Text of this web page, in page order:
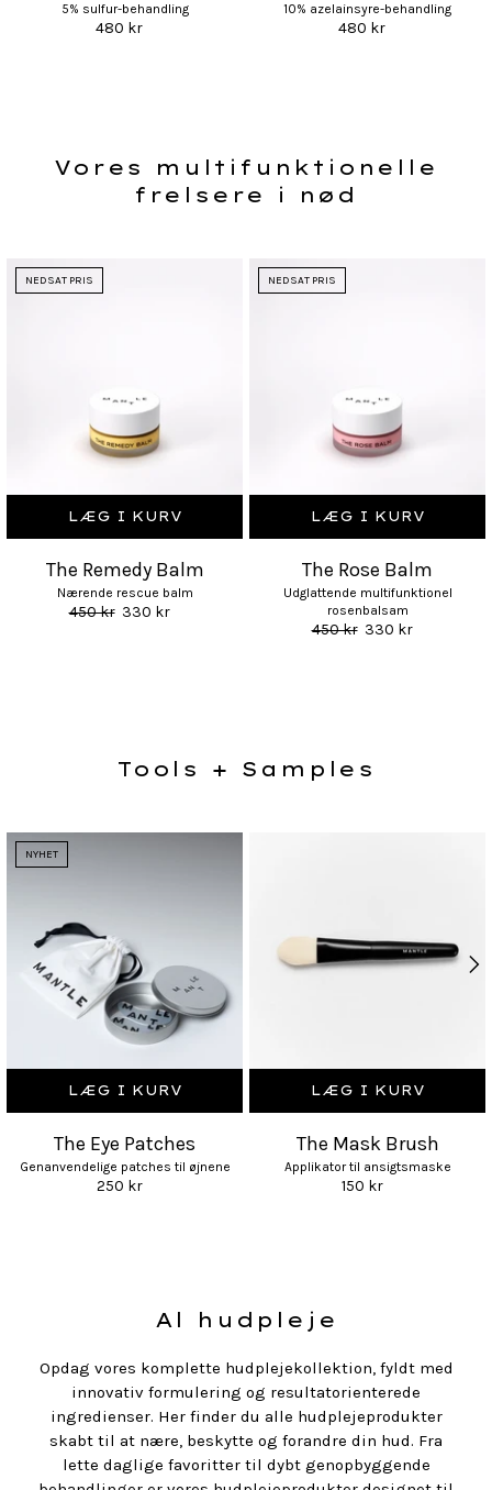
5% sulfur-behandling
480 kr
10% azelainsyre-behandling
480 kr
Vores multifunktionelle
frelsere i nød
LÆG I KURV
NEDSAT PRIS
The Remedy Balm
Nærende rescue balm
450 kr 330 kr
LÆG I KURV
NEDSAT PRIS
The Rose Balm
Udglattende multifunktionel
rosenbalsam
450 kr 330 kr
Tools + Samples
LÆG I KURV
NYHET
The Eye Patches
Genanvendelige patches til øjnene
250 kr
LÆG I KURV
The Mask Brush
Applikator til ansigtsmaske
150 kr
Al hudpleje
Opdag vores komplette hudplejekollektion, fyldt med
innovativ formulering og resultatorienterede
ingredienser. Her finder du alle hudplejeprodukter
skabt til at nære, beskytte og forandre din hud. Fra
lette daglige favoritter til dybt genopbyggende